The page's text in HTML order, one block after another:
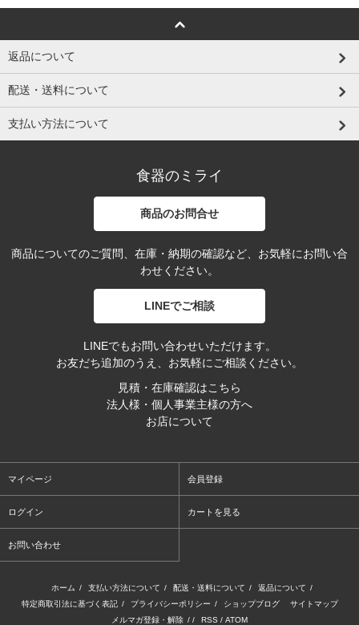
返品について
配送・送料について
支払い方法について
食器のミライ
商品のお問合せ
商品についてのご質問、在庫・納期の確認など、お気軽にお問い合
わせください。
LINEでご相談
LINEでもお問い合わせいただけます。
お友だち追加のうえ、お気軽にご相談ください。
見積・在庫確認はこちら
法人様・個人事業主様の方へ
お店について
マイページ 会員登録
ログイン カートを見る
お問い合わせ
ホーム / 支払い方法について / 配送・送料について / 返品について /
特定商取引法に基づく表記 / プライバシーポリシー / ショップブログ
サイトマップ
メルマガ登録・解除 / / RSS / ATOM